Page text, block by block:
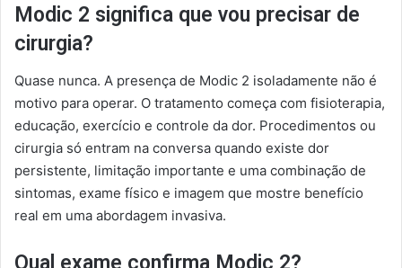
Modic 2 significa que vou precisar de
cirurgia?
Quase nunca. A presença de Modic 2 isoladamente não é
motivo para operar. O tratamento começa com fisioterapia,
educação, exercício e controle da dor. Procedimentos ou
cirurgia só entram na conversa quando existe dor
persistente, limitação importante e uma combinação de
sintomas, exame físico e imagem que mostre benefício
real em uma abordagem invasiva.
Qual exame confirma Modic 2?